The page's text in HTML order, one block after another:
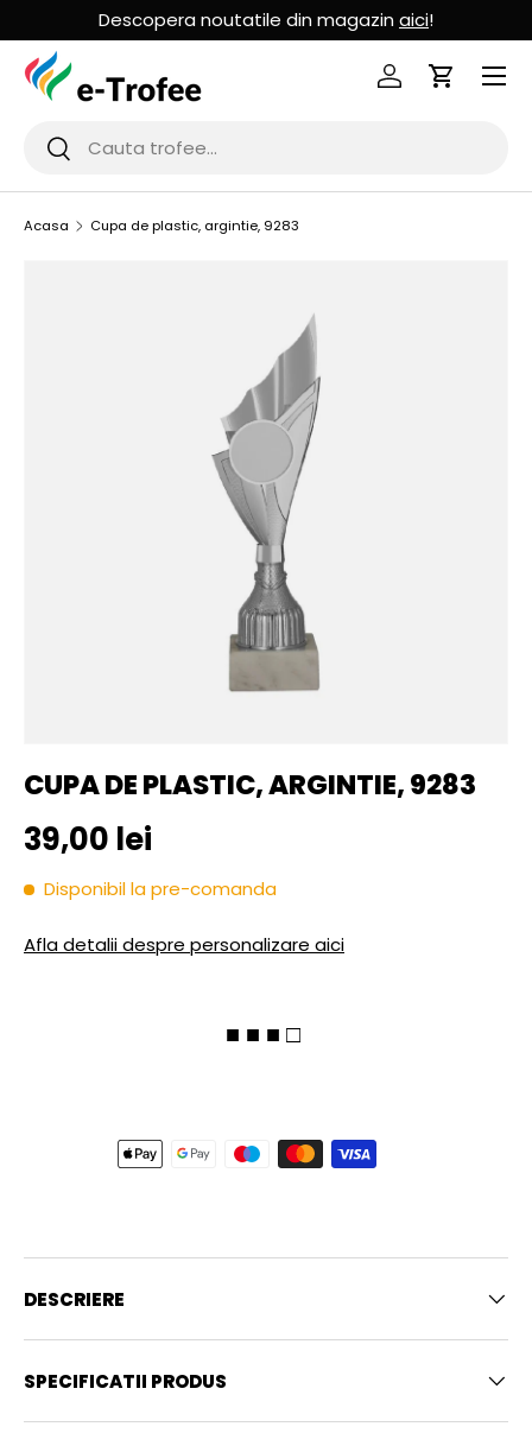
MERGI LA CONTINUT
Descopera noutatile din magazin aici!
Cauta
Cauta
Logheaza-te
Cos de
Acasa Cupa de plastic, argintie, 9283
CUPA DE PLASTIC, ARGINTIE, 9283
Pret initial
39,00 lei
Disponibil la pre-comanda
Afla detalii despre personalizare aici
■ ■ ■ □
DESCRIERE
SPECIFICATII PRODUS